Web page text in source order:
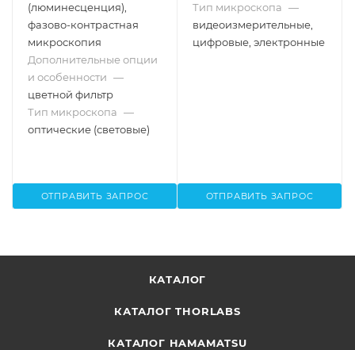
(люминесценция),
фазово-контрастная
микроскопия
Дополнительные опции
и особенности —
цветной фильтр
Тип микроскопа —
оптические (световые)
ОТПРАВИТЬ ЗАПРОС
Тип микроскопа —
видеоизмерительные,
цифровые, электронные
ОТПРАВИТЬ ЗАПРОС
КАТАЛОГ
КАТАЛОГ THORLABS
КАТАЛОГ HAMAMATSU